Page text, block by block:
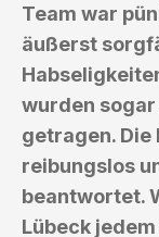
Team war
äußerst
wurden sogar
getragen. Die
reibungslos
beantwortet.
Lübeck